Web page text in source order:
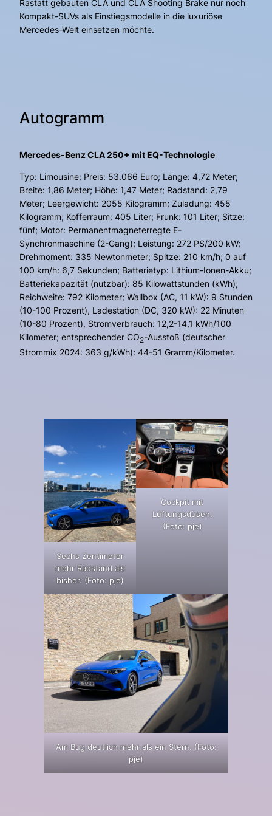
Rastatt gebauten CLA und CLA Shooting Brake nur noch
Kompakt-SUVs als Einstiegsmodelle in die luxuriöse
Mercedes-Welt einsetzen möchte.
Autogramm
Mercedes-Benz CLA 250+ mit EQ-Technologie
Typ: Limousine; Preis: 53.066 Euro; Länge: 4,72 Meter;
Breite: 1,86 Meter; Höhe: 1,47 Meter; Radstand: 2,79
Meter; Leergewicht: 2055 Kilogramm; Zuladung: 455
Kilogramm; Kofferraum: 405 Liter; Frunk: 101 Liter; Sitze:
fünf; Motor: Permanentmagneterregte E-
Synchronmaschine (2-Gang); Leistung: 272 PS/200 kW;
Drehmoment: 335 Newtonmeter; Spitze: 210 km/h; 0 auf
100 km/h: 6,7 Sekunden; Batterietyp: Lithium-Ionen-Akku;
Batteriekapazität (nutzbar): 85 Kilowattstunden (kWh);
Reichweite: 792 Kilometer; Wallbox (AC, 11 kW): 9 Stunden
(10-100 Prozent), Ladestation (DC, 320 kW): 22 Minuten
(10-80 Prozent), Stromverbrauch: 12,2-14,1 kWh/100
Kilometer; entsprechender CO2-Ausstoß (deutscher
Strommix 2024: 363 g/kWh): 44-51 Gramm/Kilometer.
Sechs Zentimeter
mehr Radstand als
bisher. (Foto: pje)
Cockpit mit
Lüftungsdüsen.
(Foto: pje)
Am Bug deutlich mehr als ein Stern. (Foto:
pje)